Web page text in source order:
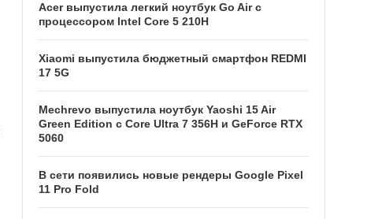
Acer выпустила легкий ноутбук Go Air c
процессором Intel Core 5 210H
Xiaomi выпустила бюджетный смартфон REDMI
17 5G
Mechrevo выпустила ноутбук Yaoshi 15 Air
Green Edition с Core Ultra 7 356H и GeForce RTX
5060
В сети появились новые рендеры Google Pixel
11 Pro Fold